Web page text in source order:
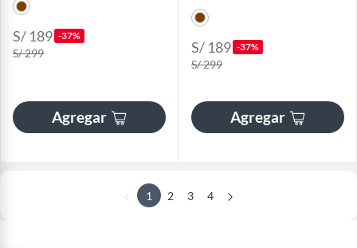
S/ 189 -37%
S/ 299
Agregar
S/ 189 -37%
S/ 299
Agregar
1 2 3 4